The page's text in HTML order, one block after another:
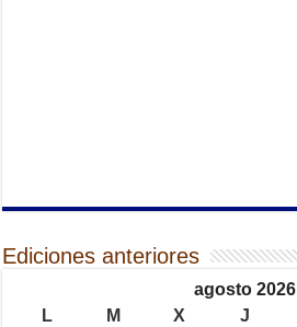
Ediciones anteriores
agosto 2026
L
M X J